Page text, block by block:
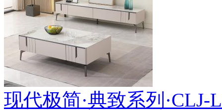
现代极简·典致系列·CLJ-